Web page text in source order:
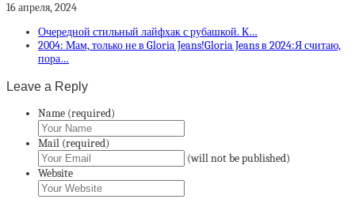
16 апреля, 2024
Очередной стильный лайфхак с рубашкой. К…
2004: Мам, только не в Gloria Jeans!Gloria Jeans в 2024:Я считаю,
пора…
Leave a Reply
Name (required)
Mail (required)
(will not be published)
Website